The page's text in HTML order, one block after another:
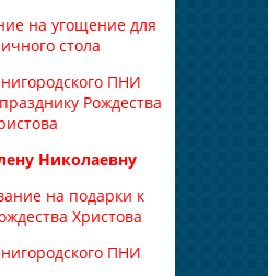
на угощение для
стола
ПНИ
Рождества
Николаевну
на подарки к
Христова
ПНИ